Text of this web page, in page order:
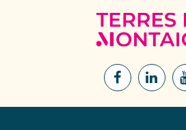
Lien
Lien